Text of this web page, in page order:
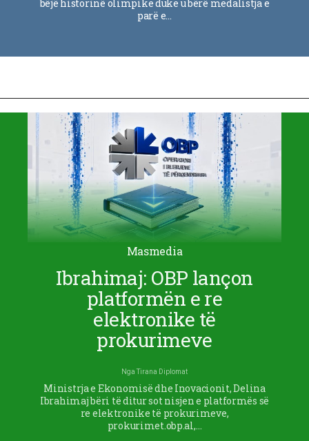
bëjë historinë olimpike duke u bërë medalistja e
parë e…
Masmedia
Ibrahimaj: OBP lançon
platformën e re
elektronike të
prokurimeve
NgaTirana Diplomat
Ministrja e Ekonomisë dhe Inovacionit, Delina
Ibrahimaj bëri të ditur sot nisjen e platformës së
re elektronike të prokurimeve,
prokurimet.obp.al,…